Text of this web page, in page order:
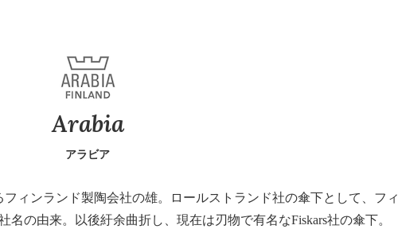
Arabia
アラビア
ィンランド製陶会社の雄。ロールストランド社の傘下として、フィ
の由来。以後紆余曲折し、現在は刃物で有名なFiskars社の傘下。